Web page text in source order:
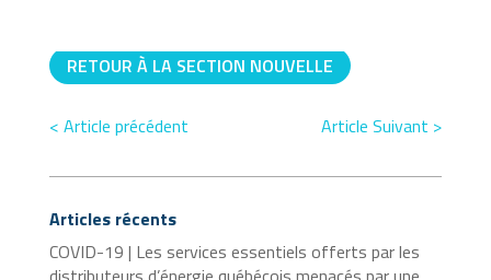
RETOUR À LA SECTION NOUVELLE
< Article précédent Article Suivant >
Articles récents
COVID-19 | Les services essentiels offerts par les